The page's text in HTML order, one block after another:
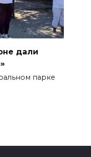
дали
парке